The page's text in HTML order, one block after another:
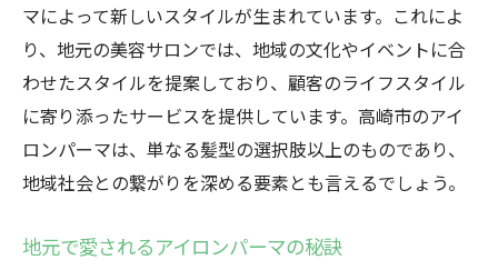
マによって新しいスタイルが生まれています。これによ
り、地元の美容サロンでは、地域の文化やイベントに合
わせたスタイルを提案しており、顧客のライフスタイル
に寄り添ったサービスを提供しています。高崎市のアイ
ロンパーマは、単なる髪型の選択肢以上のものであり、
地域社会との繋がりを深める要素とも言えるでしょう。
地元で愛されるアイロンパーマの秘訣